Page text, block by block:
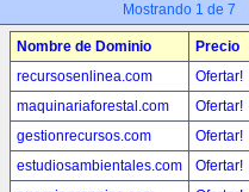
Mostrando 1 de 7
Nombre de Dominio
Precio
recursosenlinea.com
Ofertar!
maquinariaforestal.com
Ofertar!
gestionrecursos.com
Ofertar!
estudiosambientales.com
Ofertar!